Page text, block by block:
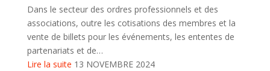
Dans le secteur des ordres professionnels et des
associations, outre les cotisations des membres et la
vente de billets pour les événements, les ententes de
partenariats et de…
Lire la suite 13 NOVEMBRE 2024